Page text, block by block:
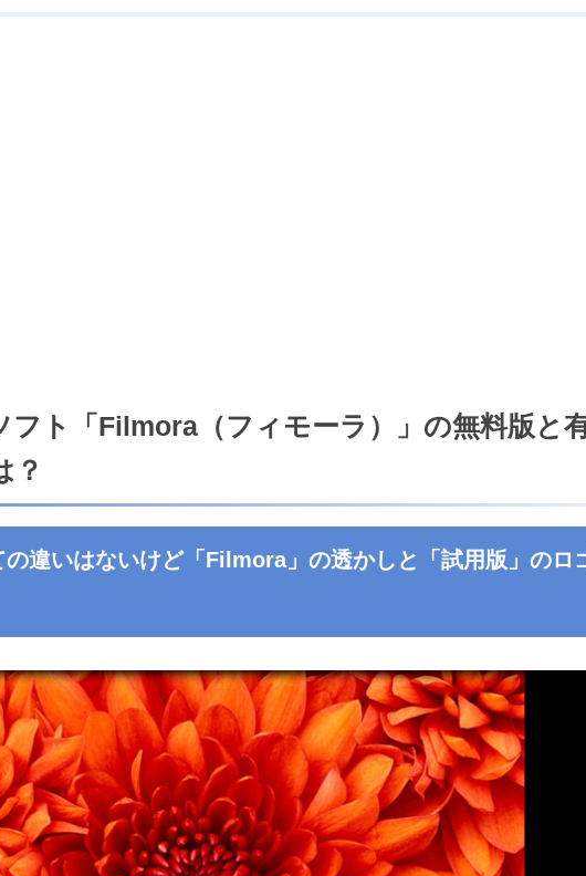
フト「Filmora（フィモーラ）」の無料版と
？
の違いはないけど「Filmora」の透かしと「試用版」のロ